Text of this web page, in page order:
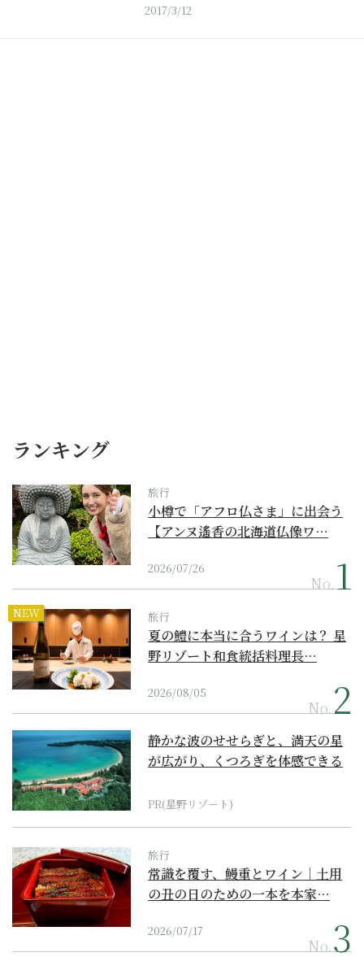
2017/3/12
ランキング
旅行
小樽で「アフロ仏さま」に出会う
【アンヌ遙香の北海道仏像ワ…
2026/07/26
No.
NEW 旅行
夏の鱧に本当に合うワインは？ 星
野リゾート和食統括料理長…
2026/08/05
No.
静かな波のせせらぎと、満天の星
が広がり、くつろぎを体感できる
PR(星野リゾート)
旅行
常識を覆す、鰻重とワイン｜土用
の丑の日のための一本を本家…
2026/07/17
No.